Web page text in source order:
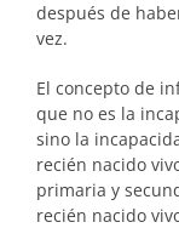
después de
vez.
El concepto de
que no es la
sino la
recién nacido
primaria y
recién nacido